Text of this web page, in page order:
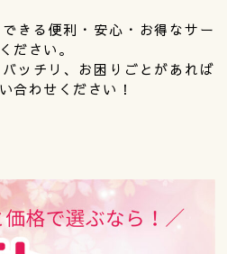
きる便利・安心・お得なサー
ださい。
ッチリ、お困りごとがあれば
合わせください！